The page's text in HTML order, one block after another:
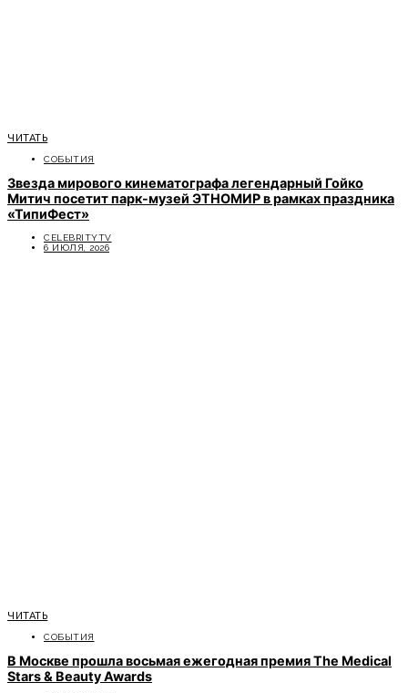
ЧИТАТЬ
СОБЫТИЯ
Звезда мирового кинематографа легендарный Гойко
Митич посетит парк-музей ЭТНОМИР в рамках праздника
«ТипиФест»
CELEBRITYTV
6 ИЮЛЯ, 2026
ЧИТАТЬ
СОБЫТИЯ
В Москве прошла восьмая ежегодная премия The Medical
Stars & Beauty Awards